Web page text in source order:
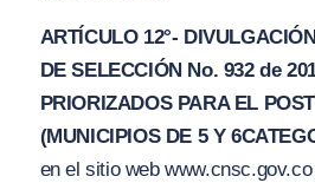
ARTÍCULO 12°-
DE SELECCIÓN No. 932 de
PRIORIZADOS PARA EL
(MUNICIPIOS DE 5 Y 6
en el sitio web www.cnsc.gov.co